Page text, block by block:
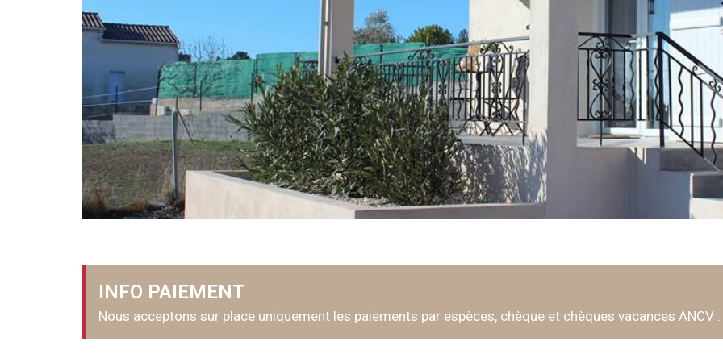
INFO PAIEMENT
Nous acceptons sur place uniquement les paiements par espèces, chèque et chèques vacances ANCV .